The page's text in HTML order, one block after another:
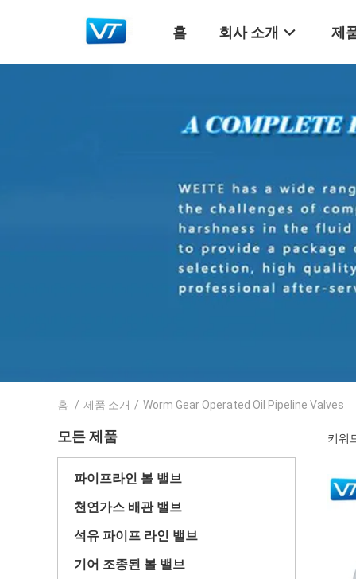
홈 회사 소개 제
홈 / 제품 소개 / Worm Gear Operated Oil Pipeline Valves
모든 제품
파이프라인 볼 밸브
천연가스 배관 밸브
석유 파이프 라인 밸브
기어 조종된 볼 밸브
키워